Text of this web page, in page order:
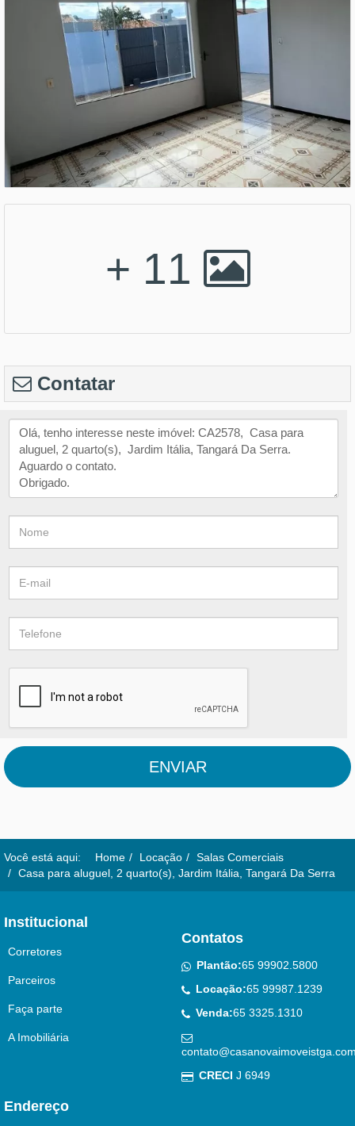
+ 11
Contatar
ENVIAR
Você está aqui: Home Locação
Salas Comerciais
Casa para aluguel, 2 quarto(s), Jardim Itália, Tangará Da Serra
Institucional
Corretores
Parceiros
Faça parte
A Imobiliária
Contatos
Plantão:65 99902.5800
Locação:65 99987.1239
Venda:65 3325.1310
CRECI J 6949
Endereço